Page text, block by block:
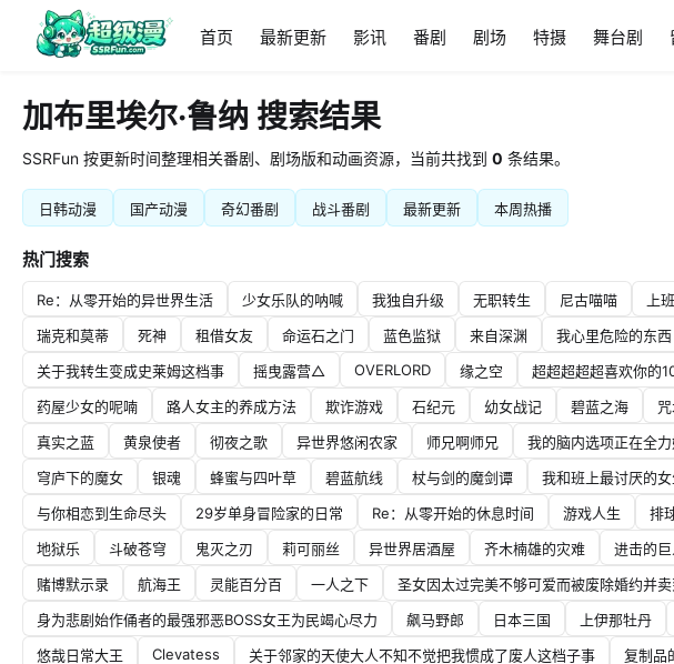
首页 最新更新 影讯 番剧 剧场 特摄 舞台剧
加布里埃尔·鲁纳 搜索结果
SSRFun 按更新时间整理相关番剧、剧场版和动画资源，当前共找到 0 条结果。
日韩动漫 国产动漫 奇幻番剧 战斗番剧 最新更新 本周热播
热门搜索
Re：从零开始的异世界生活 少女乐队的呐喊 我独自升级 无职转生 尼古喵喵 上
瑞克和莫蒂
死神 租借女友 命运石之门 蓝色监狱 来自深渊 我心里危险的东西
关于我转生变成史莱姆这档事
摇曳露营△ OVERLORD 缘之空 超超超超超喜欢你的
药屋少女的呢喃
路人女主的养成方法 欺诈游戏 石纪元 幼女战记 碧蓝之海
真实之蓝
黄泉使者 彻夜之歌 异世界悠闲农家 师兄啊师兄 我的脑内选项正在全
穹庐下的魔女
银魂 蜂蜜与四叶草 碧蓝航线 杖与剑的魔剑谭 我和班上最讨厌的
与你相恋到生命尽头
29岁单身冒险家的日常 Re：从零开始的休息时间 游戏人生 排
地狱乐
斗破苍穹 鬼灭之刃 莉可丽丝 异世界居酒屋 齐木楠雄的灾难 进击的巨
赌博默示录
航海王 灵能百分百 一人之下 圣女因太过完美不够可爱而被废除婚约并
身为悲剧始作俑者的最强邪恶BOSS女王为民竭心尽力
飙马野郎 日本三国 上伊那牡丹
悠哉日常大王
Clevatess 关于邻家的天使大人不知不觉把我惯成了废人这档子事 复制品